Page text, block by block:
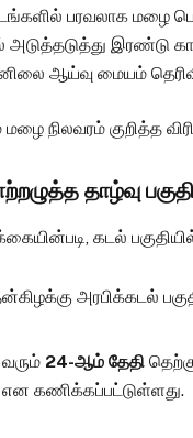
பரவலாக மழை
இரண்டு
ஆய்வு மையம்
நிலவரம் குறித்த
தாழ்வு
கடல்
அரபிக்கடல்
24-ஆம் தேதி
என கணிக்கப்பட்டுள்ளது.